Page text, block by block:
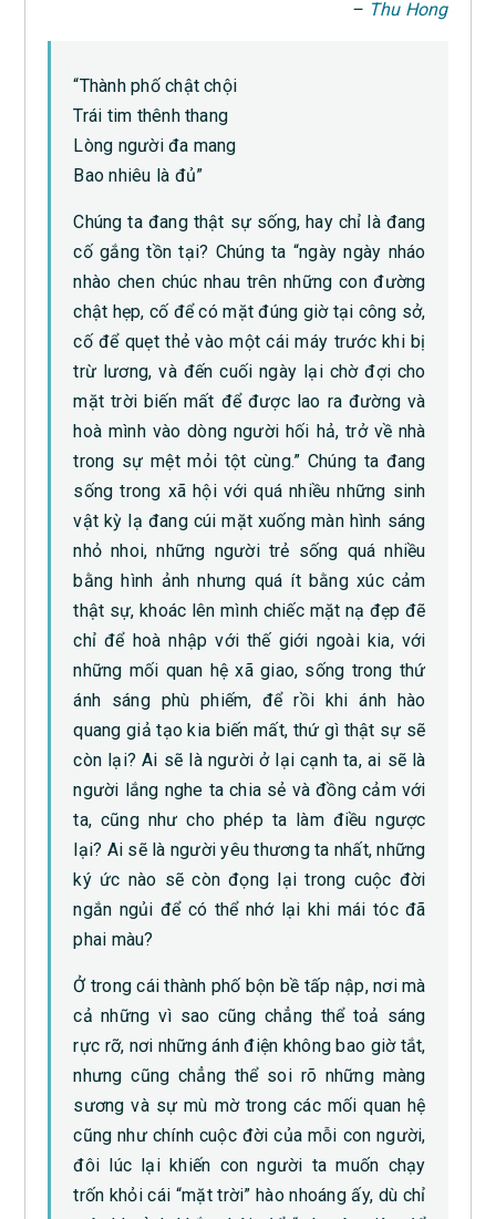
– Thu Hong
“Thành phố chật chội
Trái tim thênh thang
Lòng người đa mang
Bao nhiêu là đủ”
Chúng ta đang thật sự sống, hay chỉ là đang
cố gắng tồn tại? Chúng ta “ngày ngày nháo
nhào chen chúc nhau trên những con đường
chật hẹp, cố để có mặt đúng giờ tại công sở,
cố để quẹt thẻ vào một cái máy trước khi bị
trừ lương, và đến cuối ngày lại chờ đợi cho
mặt trời biến mất để được lao ra đường và
hoà mình vào dòng người hối hả, trở về nhà
trong sự mệt mỏi tột cùng.” Chúng ta đang
sống trong xã hội với quá nhiều những sinh
vật kỳ lạ đang cúi mặt xuống màn hình sáng
nhỏ nhoi, những người trẻ sống quá nhiều
bằng hình ảnh nhưng quá ít bằng xúc cảm
thật sự, khoác lên mình chiếc mặt nạ đẹp đẽ
chỉ để hoà nhập với thế giới ngoài kia, với
những mối quan hệ xã giao, sống trong thứ
ánh sáng phù phiếm, để rồi khi ánh hào
quang giả tạo kia biến mất, thứ gì thật sự sẽ
còn lại? Ai sẽ là người ở lại cạnh ta, ai sẽ là
người lắng nghe ta chia sẻ và đồng cảm với
ta, cũng như cho phép ta làm điều ngược
lại? Ai sẽ là người yêu thương ta nhất, những
ký ức nào sẽ còn đọng lại trong cuộc đời
ngắn ngủi để có thể nhớ lại khi mái tóc đã
phai màu?
Ở trong cái thành phố bộn bề tấp nập, nơi mà
cả những vì sao cũng chẳng thể toả sáng
rực rỡ, nơi những ánh điện không bao giờ tắt,
nhưng cũng chẳng thể soi rõ những màng
sương và sự mù mờ trong các mối quan hệ
cũng như chính cuộc đời của mỗi con người,
đôi lúc lại khiến con người ta muốn chạy
trốn khỏi cái “mặt trời” hào nhoáng ấy, dù chỉ